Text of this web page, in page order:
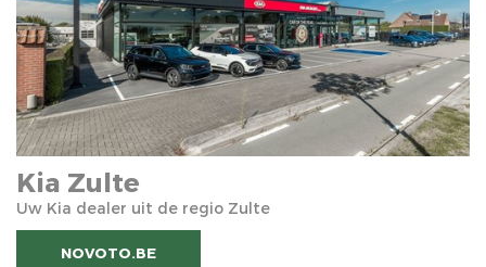
Kia Zulte
Uw Kia dealer uit de regio Zulte
NOVOTO.BE